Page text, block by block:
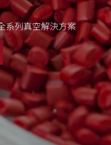
系列真空解決方案